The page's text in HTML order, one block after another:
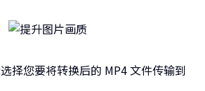
择您要将转换后的 MP4 文件传输到